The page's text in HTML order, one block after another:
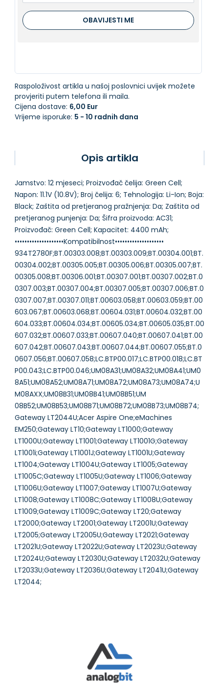
OBAVIJESTI ME
Raspoloživost artikla u našoj poslovnici uvijek možete
provjeriti putem telefona ili maila.
Cijena dostave: 6,00 Eur
Vrijeme isporuke: 5 - 10 radnih dana
Opis artikla
Jamstvo: 12 mjeseci; Proizvođač čelija: Green Cell;
Napon: 11.1V (10.8V); Broj čelija: 6; Tehnologija: Li-Ion; Boja:
Black; Zaštita od pretjeranog pražnjenja: Da; Zaštita od
pretjeranog punjenja: Da; Šifra proizvoda: AC31;
Proizvođač: Green Cell; Kapacitet: 4400 mAh;
••••••••••••••••••••Kompatibilnost••••••••••••••••••••
934T2780F;BT.00303.008;BT.00303.009;BT.00304.001;BT.
00304.002;BT.00305.005;BT.00305.006;BT.00305.007;BT.
00305.008;BT.00306.001;BT.00307.001;BT.00307.002;BT.0
0307.003;BT.00307.004;BT.00307.005;BT.00307.006;BT.0
0307.007;BT.00307.011;BT.00603.058;BT.00603.059;BT.00
603.067;BT.00603.068;BT.00604.031;BT.00604.032;BT.00
604.033;BT.00604.034;BT.00605.034;BT.00605.035;BT.00
607.032;BT.00607.033;BT.00607.040;BT.00607.041;BT.00
607.042;BT.00607.043;BT.00607.044;BT.00607.055;BT.0
0607.056;BT.00607.058;LC.BTP00.017;LC.BTP00.018;LC.BT
P00.043;LC.BTP00.046;UM08A31;UM08A32;UM08A41;UM0
8A51;UM08A52;UM08A71;UM08A72;UM08A73;UM08A74;U
M08AXX;UM08B31;UM08B41;UM08B51;UM
08B52;UM08B53;UM08B71;UM08B72;UM08B73;UM08B74;
Gateway LT2044U;Acer Aspire One;eMachines
EM250;Gateway LT10;Gateway LT1000;Gateway
LT1000U;Gateway LT1001;Gateway LT1001G;Gateway
LT1001i;Gateway LT1001J;Gateway LT1001U;Gateway
LT1004;Gateway LT1004U;Gateway LT1005;Gateway
LT1005C;Gateway LT1005U;Gateway LT1006;Gateway
LT1006U;Gateway LT1007;Gateway LT1007U;Gateway
LT1008;Gateway LT1008C;Gateway LT1008U;Gateway
LT1009;Gateway LT1009C;Gateway LT20;Gateway
LT2000;Gateway LT2001;Gateway LT2001U;Gateway
LT2005;Gateway LT2005U;Gateway LT2021;Gateway
LT2021U;Gateway LT2022U;Gateway LT2023U;Gateway
LT2024U;Gateway LT2030U;Gateway LT2032U;Gateway
LT2033U;Gateway LT2036U;Gateway LT2041U;Gateway